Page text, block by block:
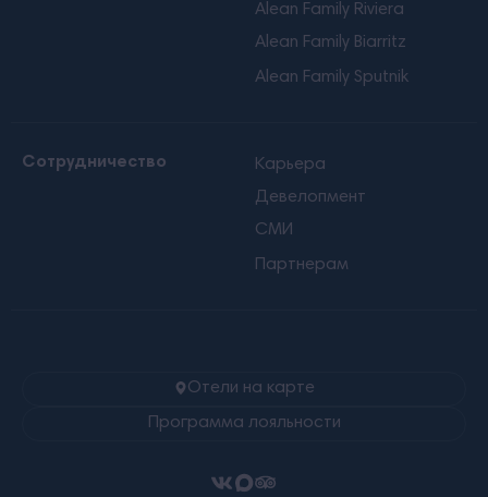
Alean Family Riviera
Alean Family Biarritz
Alean Family Sputnik
Сотрудничество
Карьера
Девелопмент
СМИ
Партнерам
Отели на карте
Программа лояльности